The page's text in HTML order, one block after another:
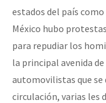
estados del país como
México hubo
para repudiar los
la principal avenida
automovilistas que se
circulación, varias les